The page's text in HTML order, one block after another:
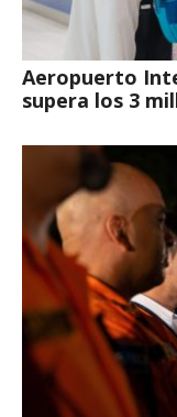
Aeropuerto
supera los 3